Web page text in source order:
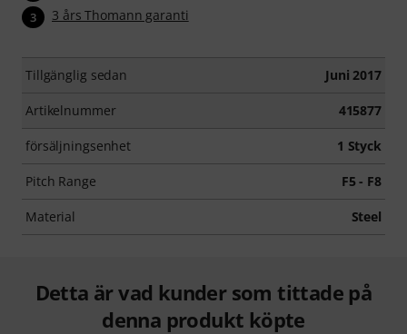
3 3 års Thomann garanti
Tillgänglig sedan Juni 2017
Artikelnummer 415877
försäljningsenhet 1 Styck
Pitch Range F5 - F8
Material Steel
Detta är vad kunder som tittade på
denna produkt köpte